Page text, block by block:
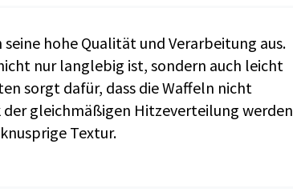
hohe Qualität und Verarbeitung aus.
nur langlebig ist, sondern auch leicht
sorgt dafür, dass die Waffeln nicht
gleichmäßigen Hitzeverteilung werden
Textur.